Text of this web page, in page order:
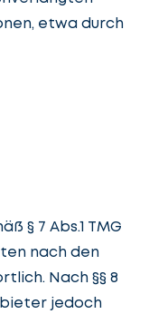
etwa durch
§ 7 Abs.1 TMG
nach den
Nach §§ 8
jedoch